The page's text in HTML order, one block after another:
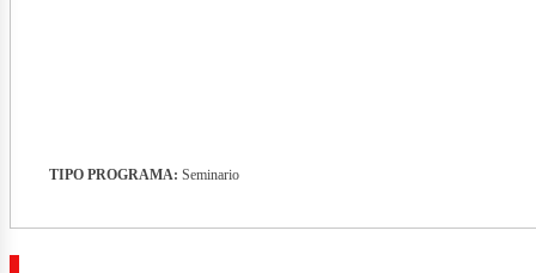
TIPO PROGRAMA: Seminario